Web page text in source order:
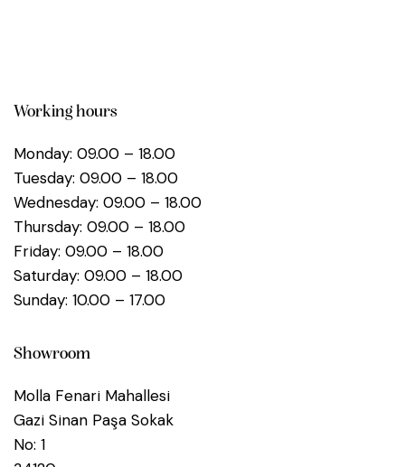
Working hours
Monday: 09.00 – 18.00
Tuesday: 09.00 – 18.00
Wednesday: 09.00 – 18.00
Thursday: 09.00 – 18.00
Friday: 09.00 – 18.00
Saturday: 09.00 – 18.00
Sunday: 10.00 – 17.00
Showroom
Molla Fenari Mahallesi
Gazi Sinan Paşa Sokak
No: 1